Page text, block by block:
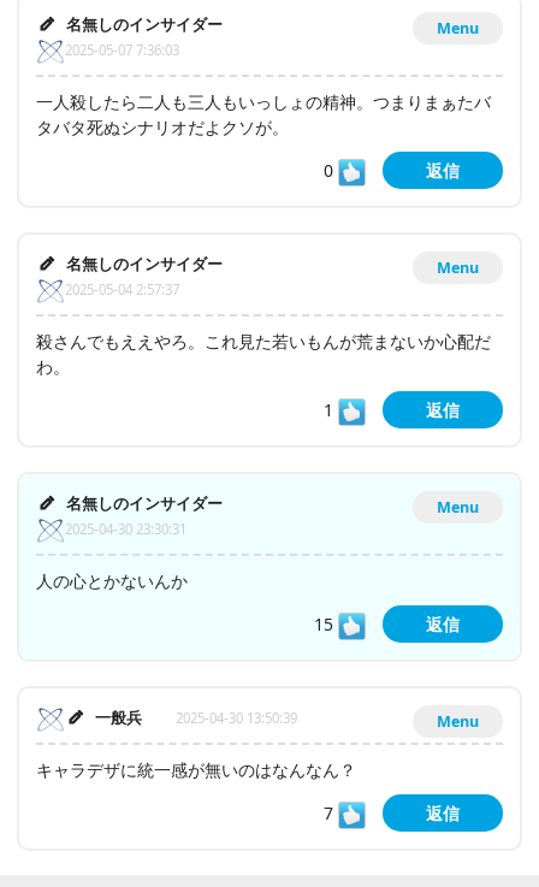
Menu
名無しのインサイダー
2025-05-07 7:36:03
一人殺したら二人も三人もいっしょの精神。つまりまぁたバ
タバタ死ぬシナリオだよクソが。
0
返信
Menu
名無しのインサイダー
2025-05-04 2:57:37
殺さんでもええやろ。これ見た若いもんが荒まないか心配だ
わ。
1
返信
Menu
名無しのインサイダー
2025-04-30 23:30:31
人の心とかないんか
15
返信
Menu
一般兵 2025-04-30 13:50:39
キャラデザに統一感が無いのはなんなん？
7
返信